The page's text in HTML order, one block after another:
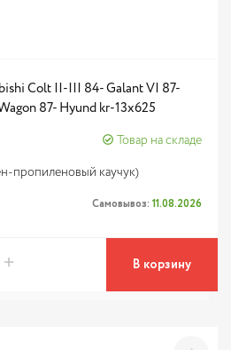
Colt II-III 84- Galant VI 87-
87- Hyund kr-13x625
Товар на складе
пропиленовый каучук)
Самовывоз: 11.08.2026
В корзину